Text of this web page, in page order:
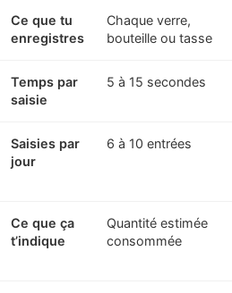
Ce que tu
enregistres
Chaque verre,
bouteille ou tasse
Temps par
saisie
5 à 15 secondes
Saisies par
jour
6 à 10 entrées
Ce que ça
t’indique
Quantité estimée
consommée